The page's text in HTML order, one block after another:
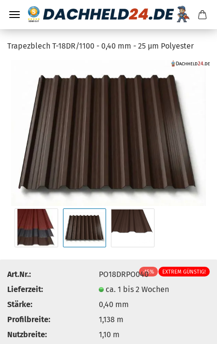
Trapezblech T-18DR/1100 - 0,40 mm - 25 µm Polyester
-15% EXTREM GÜNSTIG!
Art.Nr.:
PO18DRPO040
Lieferzeit:
ca. 1 bis 2 Wochen
Stärke:
0,40 mm
Profilbreite:
1,138 m
Nutzbreite:
1,10 m